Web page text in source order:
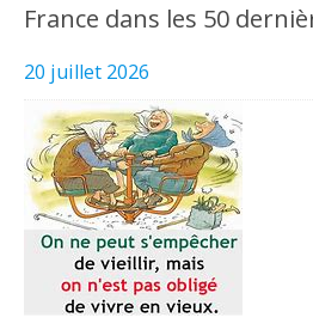
France dans les 50
20 juillet 2026